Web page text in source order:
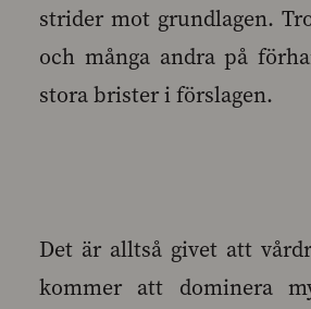
strider mot grundlagen.
och många andra på
stora brister i förslagen.
Det är alltså givet att
kommer att dominera